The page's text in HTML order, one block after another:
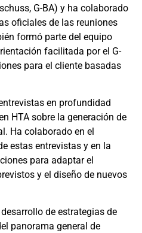
G-BA) y ha colaborado
oficiales de las reuniones
formó parte del equipo
facilitada por el G-
para el cliente basadas
en profundidad
HTA sobre la generación de
Ha colaborado en el
estas entrevistas y en la
para adaptar el
y el diseño de nuevos
de estrategias de
panorama general de